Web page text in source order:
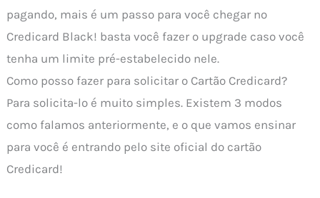
pagando, mais é um passo para você chegar no
Credicard Black! basta você fazer o upgrade caso você
tenha um limite pré-estabelecido nele.
Como posso fazer para solicitar o Cartão Credicard?
Para solicita-lo é muito simples. Existem 3 modos
como falamos anteriormente, e o que vamos ensinar
para você é entrando pelo site oficial do cartão
Credicard!